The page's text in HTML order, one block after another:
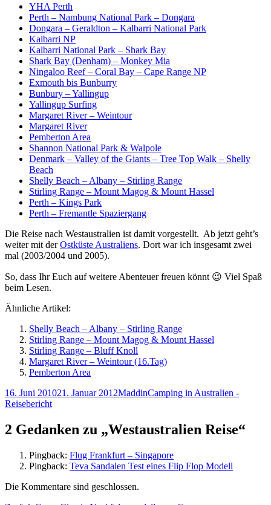
YHA Perth
Perth – Nambung National Park – Dongara
Dongara – Geraldton – Kalbarri National Park
Kalbarri NP
Kalbarri National Park – Shark Bay
Shark Bay (Denham) – Monkey Mia
Ningaloo Reef – Coral Bay – Cape Range NP
Exmouth bis Bunburry
Bunbury – Yallingup
Yallingup Surfing
Margaret River – Weintour
Margaret River
Pemberton Area
Shannon National Park & Walpole
Denmark – Valley of the Giants – Tree Top Walk – Shelly
Beach
Shelly Beach – Albany – Stirling Range
Stirling Range – Mount Magog & Mount Hassel
Perth – Kings Park
Perth – Fremantle Spaziergang
Die Reise nach Westaustralien ist damit vorgestellt. Ab jetzt geht’s
weiter mit derOstküste Australiens. Dort war ich insgesamt zwei
mal (2003/2004 und 2005).
So, dass Ihr Euch auf weitere Abenteuer freuen könnt 😉 Viel Spaß
beim Lesen.
Ähnliche Artikel:
Shelly Beach – Albany – Stirling Range
Stirling Range – Mount Magog & Mount Hassel
Stirling Range – Bluff Knoll
Margaret River – Weintour (16.Tag)
Pemberton Area
Veröffentlicht
am
16. Juni 201021. Januar 2012Autor
MaddinKategorien
Camping in Australien -
Reisebericht
2 Gedanken zu „Westaustralien Reise“
Pingback: Flug Frankfurt – Singapore
Pingback: Teva Sandalen Test eines Flip Flop Modell
Die Kommentare sind geschlossen.